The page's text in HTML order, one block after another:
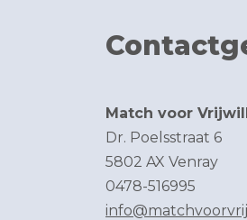
Match voor
Dr. Poelsstraat 6
5802 AX Venray
0478-516995